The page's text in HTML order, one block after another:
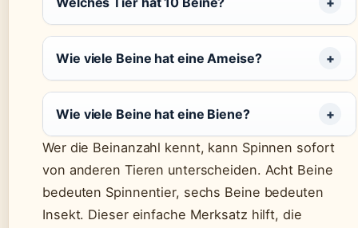
Wie viele Beine hat eine Ameise?
Wie viele Beine hat eine Biene?
Wer die Beinanzahl kennt, kann Spinnen sofort
von anderen Tieren unterscheiden. Acht Beine
bedeuten Spinnentier, sechs Beine bedeuten
Insekt. Dieser einfache Merksatz hilft, die